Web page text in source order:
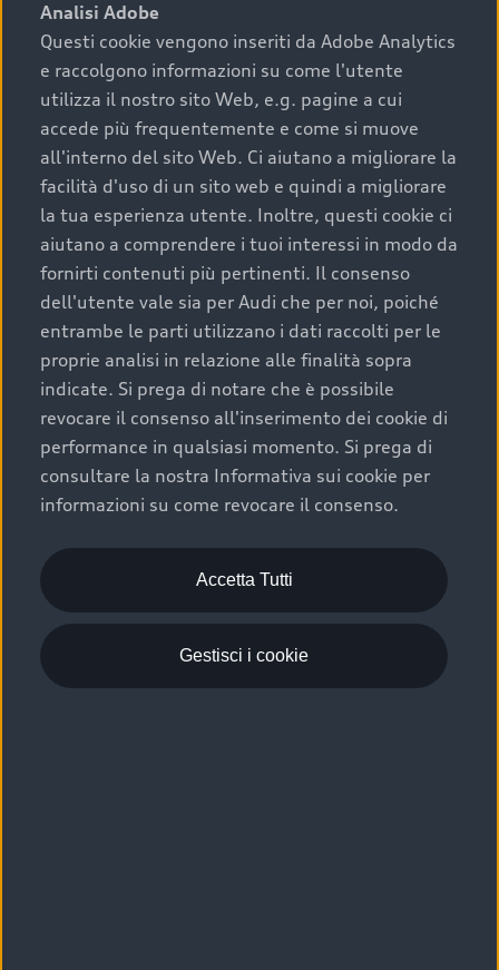
chilometraggio: un valore contenuto corrisponde a
uno stato migliore del veicolo e a una maggiore
durata nel tempo;
cronologia dei tagliandi: una documentazione
completa della vettura certifica una manutenzione
costante e accurata;
condizioni della carrozzeria e degli interni: una
buona conservazione evidenzia cura e attenzione del
precedente proprietario;
efficienza meccanica: motore, trasmissione e
componenti principali in ottimo stato garantiscono
prestazioni affidabili e sicure.
Acquistare un’auto usata in una Concessionaria ufficiale
Audi che offre l’usato garantito tramite Audi Prima
Scelta :plus, significa affidarsi ad un prodotto che viene
sottoposto a 110 controlli approfonditi e coperto da
garanzia fino a 4 anni per una maggiore tutela del tuo
acquisto.
Analisi Adobe
Questi cookie vengono inseriti da Adobe Analytics
e raccolgono informazioni su come l'utente
utilizza il nostro sito Web, e.g. pagine a cui
accede più frequentemente e come si muove
all'interno del sito Web. Ci aiutano a migliorare la
facilità d'uso di un sito web e quindi a migliorare
la tua esperienza utente. Inoltre, questi cookie ci
aiutano a comprendere i tuoi interessi in modo da
fornirti contenuti più pertinenti. Il consenso
dell'utente vale sia per Audi che per noi, poiché
entrambe le parti utilizzano i dati raccolti per le
proprie analisi in relazione alle finalità sopra
indicate. Si prega di notare che è possibile
revocare il consenso all'inserimento dei cookie di
performance in qualsiasi momento. Si prega di
consultare la nostra Informativa sui cookie per
informazioni su come revocare il consenso.
Accetta Tutti
Gestisci i cookie